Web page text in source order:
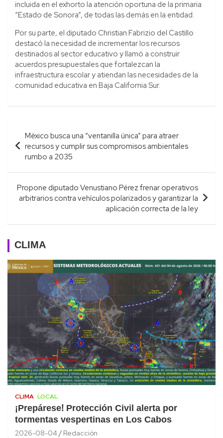
incluida en el exhorto la atención oportuna de la primaria
“Estado de Sonora”, de todas las demás en la entidad.
Por su parte, el diputado Christian Fabrizio del Castillo
destacó la necesidad de incrementar los recursos
destinados al sector educativo y llamó a construir
acuerdos presupuestales que fortalezcan la
infraestructura escolar y atiendan las necesidades de la
comunidad educativa en Baja California Sur.
Navegación
de
entradas
México busca una “ventanilla única” para atraer
recursos y cumplir sus compromisos ambientales
rumbo a 2035
Propone diputado Venustiano Pérez frenar operativos
arbitrarios contra vehículos polarizados y garantizar la
aplicación correcta de la ley
CLIMA
CLIMA LOCAL
¡Prepárese! Protección Civil alerta por
tormentas vespertinas en Los Cabos
2026-08-04 Redacción